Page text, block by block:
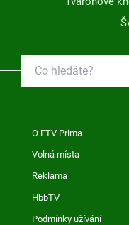
O FTV Prima
Volná místa
Reklama
HbbTV
Podmínky užívání